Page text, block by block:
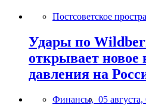
Постсоветское
Удары по
открывает новое
давления на
Финансы, 05